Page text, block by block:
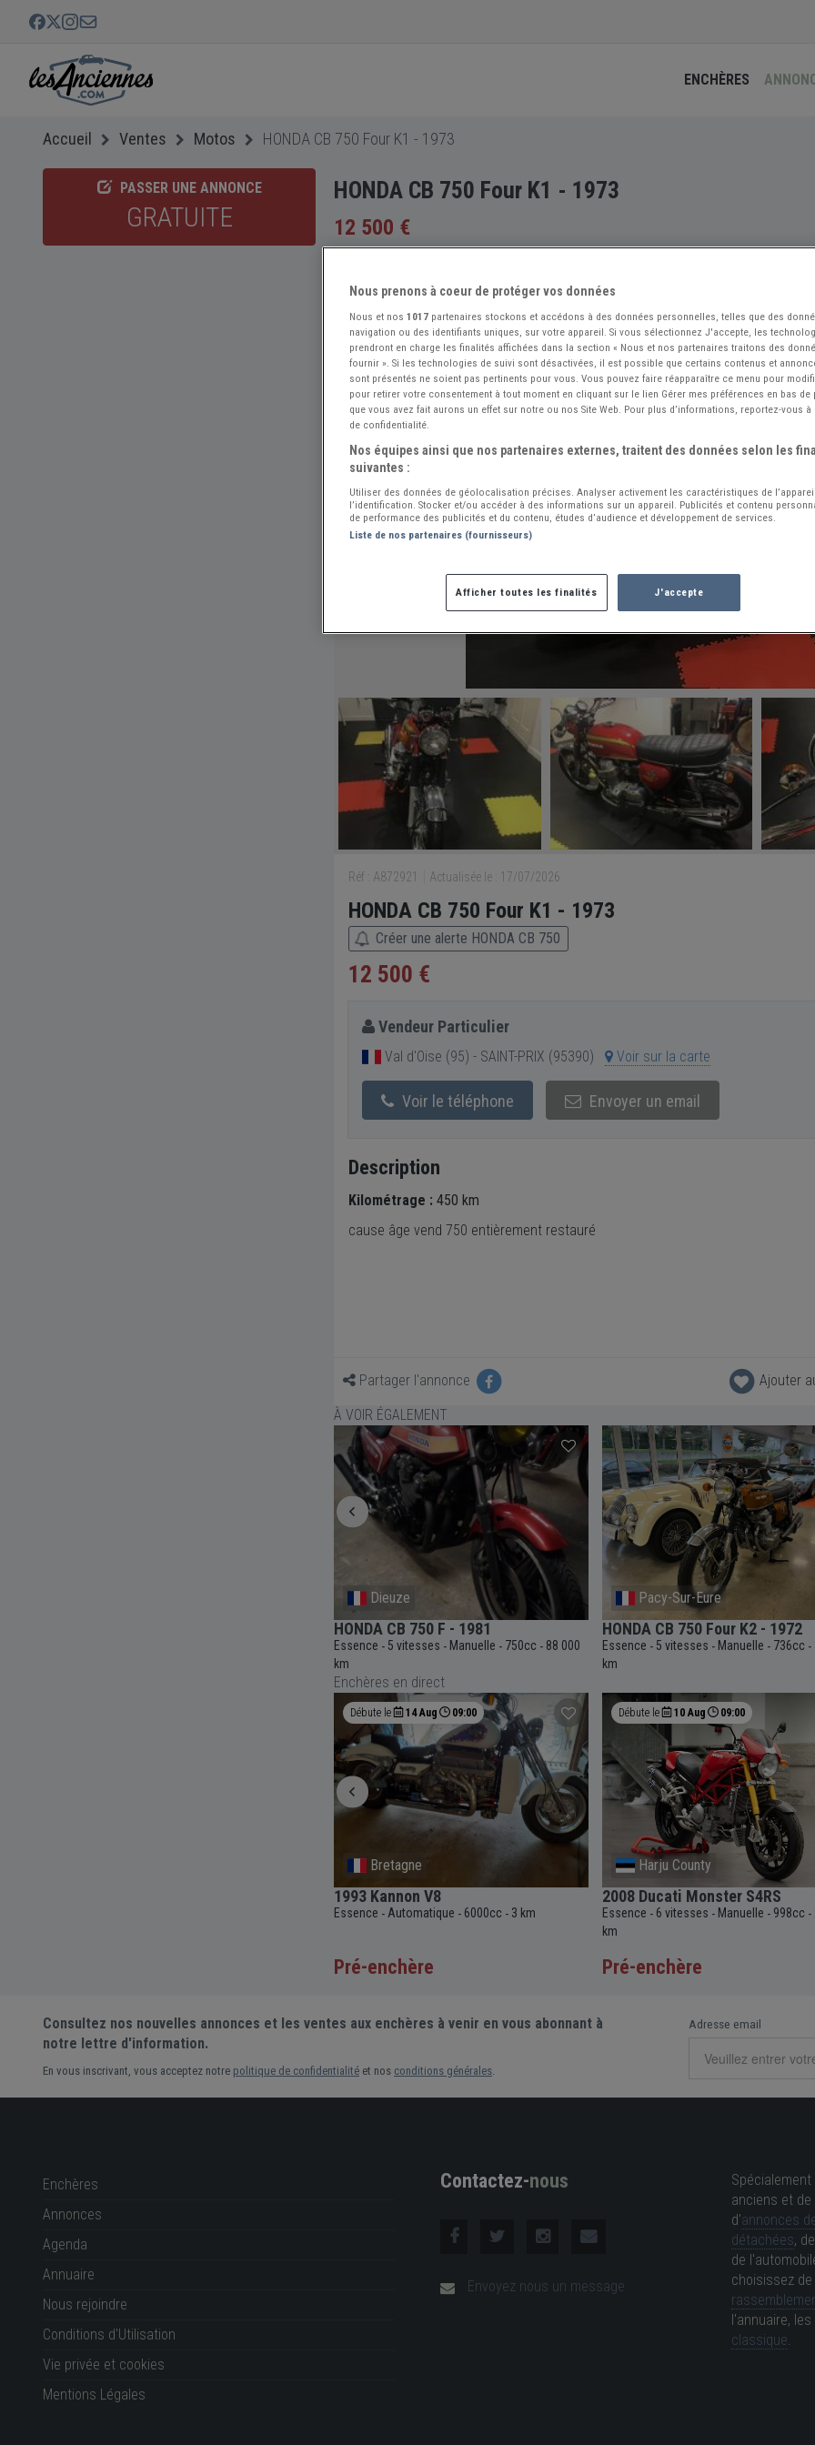
ENCHÈRES
Accueil Ventes Motos HONDA CB 750 Four K1 - 1973
PASSER UNE ANNONCE
GRATUITE
HONDA CB 750 Four K1 - 1973
12 500 €
Réf : A872921 Actualisée le : 17/07/2026
HONDA CB 750 Four K1 - 1973
Créer une alerte HONDA CB 750
12 500 €
Vendeur Particulier
Val d'Oise (95) - SAINT-PRIX (95390) Voir sur la carte
Voir le téléphone Envoyer un email
Description
Kilométrage : 450 km
cause âge vend 750 entièrement restauré
Partager l'annonce Ajouter
À VOIR ÉGALEMENT
Dieuze
HONDA CB 750 F - 1981
Essence - 5 vitesses - Manuelle - 750cc - 88 000
km
Pacy-Sur-Eure
HONDA CB 750 Four K2 - 1972
Essence - 5 vitesses - Manuelle - 736cc -
km
Enchères en direct
Débute le 14 Aug 09:00
Bretagne
1993 Kannon V8
Essence - Automatique - 6000cc - 3 km
Pré-enchère
Débute le 10 Aug 09:00
Harju County
2008 Ducati Monster S4RS
Essence - 6 vitesses - Manuelle - 998cc -
km
Pré-enchère
Consultez nos nouvelles annonces et les ventes aux enchères à venir en vous abonnant à
notre lettre d'information.
En vous inscrivant, vous acceptez notre politique de confidentialité et nos conditions générales
Adresse email
Enchères
Annonces
Agenda
Annuaire
Nous rejoindre
Conditions d'Utilisation
Vie privée et cookies
Mentions Légales
Contactez-nous
Envoyez nous un message
anciens et de
d'annonces
détachées, de
de
choisissez de
l'annuaire,
classique
Nous prenons à coeur de protéger vos données
Nous et nos 1017 partenaires stockons et accédons à des données personnelles, telles que des
navigation ou des identifiants uniques, sur votre appareil. Si vous sélectionnez J'accepte, les
prendront en charge les finalités affichées dans la section « Nous et nos partenaires traitons des
fournir ». Si les technologies de suivi sont désactivées, il est possible que certains contenus et
sont présentés ne soient pas pertinents pour vous. Vous pouvez faire réapparaître ce menu pour
pour retirer votre consentement à tout moment en cliquant sur le lien Gérer mes préférences en bas de
que vous avez fait aurons un effet sur notre ou nos Site Web. Pour plus d’informations, reportez-vous
de confidentialité.
Nos équipes ainsi que nos partenaires externes, traitent des données selon les
suivantes :
Utiliser des données de géolocalisation précises. Analyser activement les caractéristiques de
l’identification. Stocker et/ou accéder à des informations sur un appareil. Publicités et contenu
de performance des publicités et du contenu, études d’audience et développement de services.
Liste de nos partenaires (fournisseurs)
Afficher toutes les finalités J'accepte